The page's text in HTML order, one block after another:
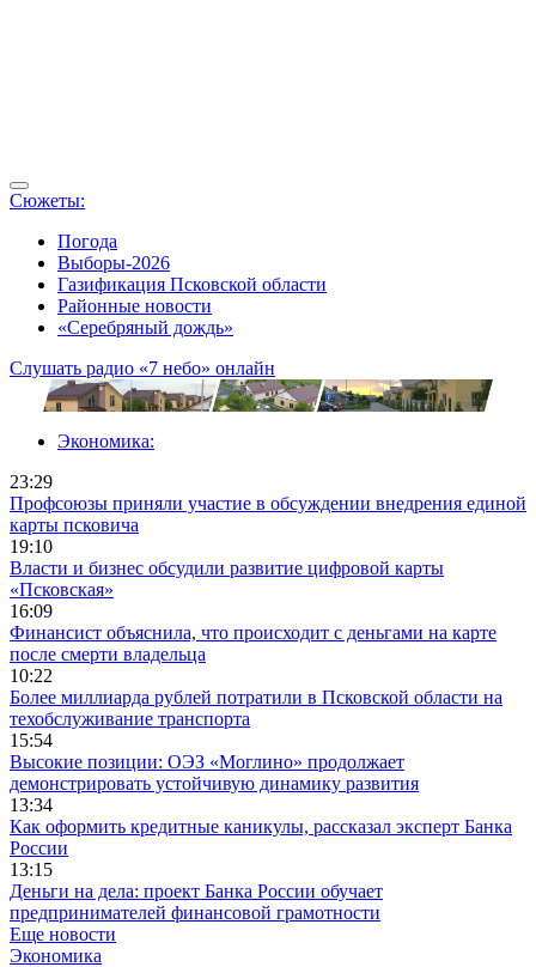
Сюжеты:
Погода
Выборы-2026
Газификация Псковской области
Районные новости
«Серебряный дождь»
Слушать радио «7 небо» онлайн
Экономика:
23:29
Профсоюзы приняли участие в обсуждении внедрения единой
карты псковича
19:10
Власти и бизнес обсудили развитие цифровой карты
«Псковская»
16:09
Финансист объяснила, что происходит с деньгами на карте
после смерти владельца
10:22
Более миллиарда рублей потратили в Псковской области на
техобслуживание транспорта
15:54
Высокие позиции: ОЭЗ «Моглино» продолжает
демонстрировать устойчивую динамику развития
13:34
Как оформить кредитные каникулы, рассказал эксперт Банка
России
13:15
Деньги на дела: проект Банка России обучает
предпринимателей финансовой грамотности
Еще новости
Экономика